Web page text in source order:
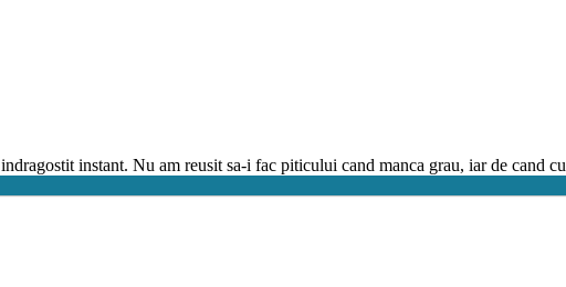
instant. Nu am reusit sa-i fac piticului cand manca grau, iar de cand